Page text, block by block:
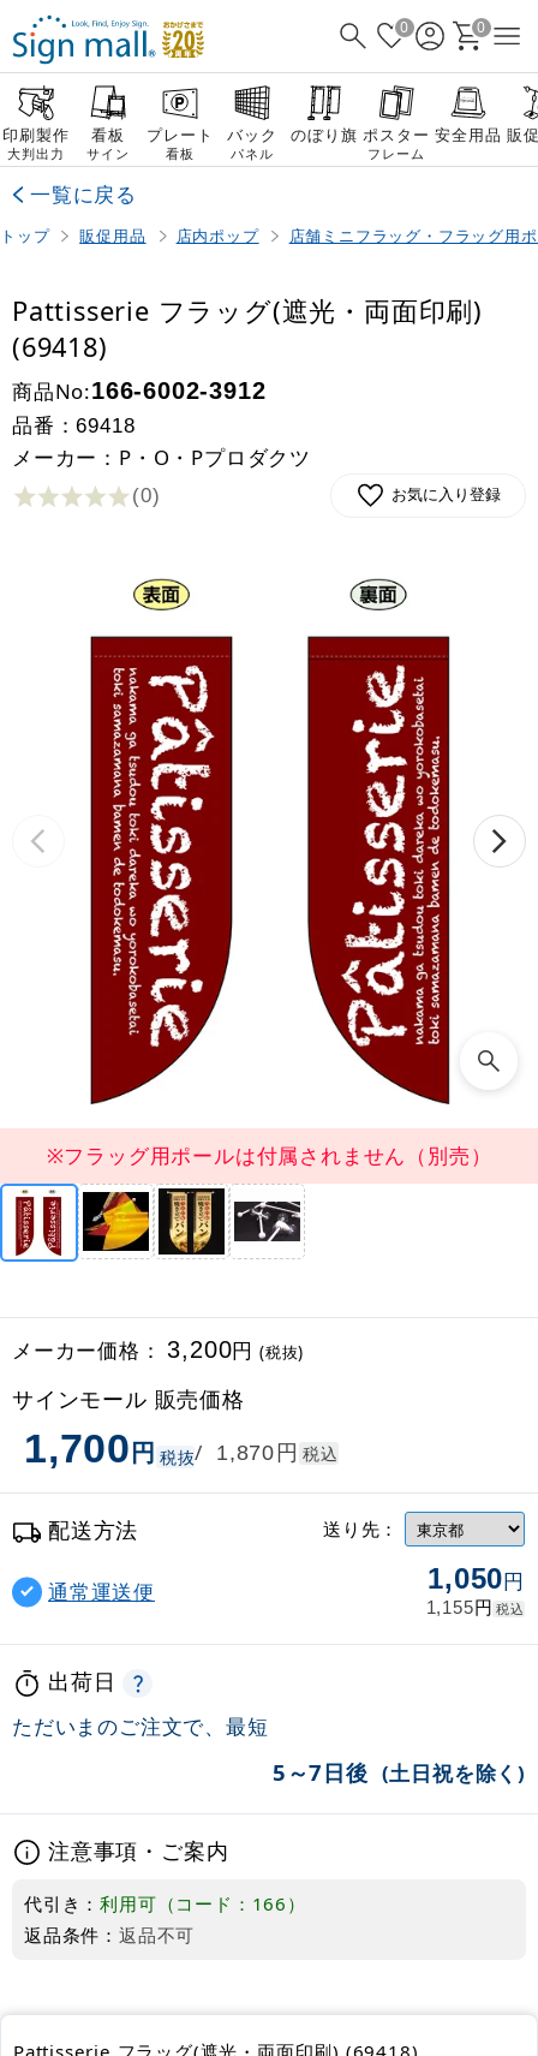
0 0
印刷製作
大判出力
看板
サイン
プレート
看板
バック
パネル
のぼり旗 ポスター
フレーム
安全用品 販
一覧に戻る
トップ 販促用品 店内ポップ 店舗ミニフラッグ・フラッグ用
※フラッグ用ポールは付属されません（別売）
Pattisserie フラッグ(遮光・両面印刷)
(69418)
商品No:166-6002-3912
品番：69418
メーカー：P・O・Pプロダクツ
(0) お気に入り登録
メーカー価格：3,200円(税抜)
サインモール 販売価格
1,700円 税抜/ 1,870円 税込
配送方法 送り先：
通常運送便 1,050円
1,155円 税込
出荷日
ただいまのご注文で、最短
5～7日後 (土日祝を除く)
注意事項・ご案内
代引き：利用可（コード：166）
返品条件： 返品不可